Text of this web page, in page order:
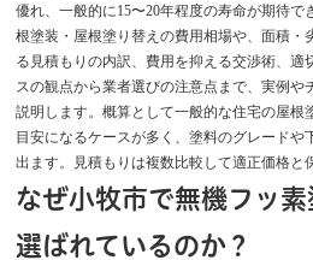
優れ、一般的に15〜20年程度の寿命が期待で
根塗装・屋根塗り替えの費用相場や、面積・
る見積もりの内訳、費用を抑える交渉術、適
スの観点から業者選びの注意点まで、実例や
説明します。概算として一般的な住宅の屋根
目安になるケースが多く、塗料のグレードや
出ます。見積もりは複数比較して適正価格と
なぜ小牧市で無機フッ
選ばれているのか？